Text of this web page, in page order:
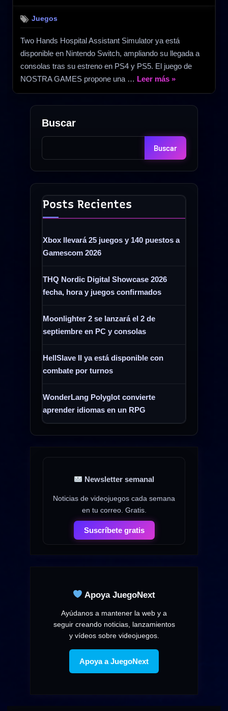
Juegos
Two Hands Hospital Assistant Simulator ya está
disponible en Nintendo Switch, ampliando su llegada a
consolas tras su estreno en PS4 y PS5. El juego de
NOSTRA GAMES propone una … Leer más«Two
Hospital
Nintendo
con
médicas
decisiones
»
Buscar
Buscar
Posts Recientes
Xbox llevará 25 juegos y 140 puestos a
Gamescom 2026
THQ Nordic Digital Showcase 2026
fecha, hora y juegos confirmados
Moonlighter 2 se lanzará el 2 de
septiembre en PC y consolas
HellSlave II ya está disponible con
combate por turnos
WonderLang Polyglot convierte
aprender idiomas en un RPG
Newsletter semanal
Noticias de videojuegos cada semana
en tu correo. Gratis.
Suscríbete gratis
Apoya JuegoNext
Ayúdanos a mantener la web y a
seguir creando noticias, lanzamientos
y vídeos sobre videojuegos.
Apoya a JuegoNext